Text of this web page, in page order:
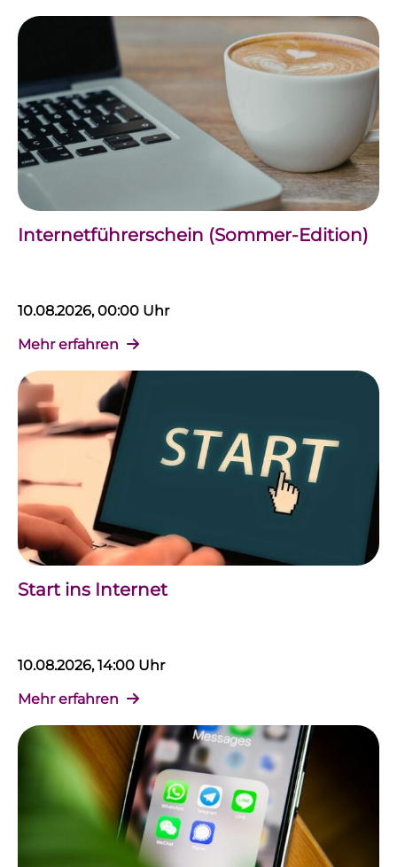
Internetführerschein (Sommer-Edition)
10.08.2026, 00:00 Uhr
Mehr erfahren
Start ins Internet
10.08.2026, 14:00 Uhr
Mehr erfahren